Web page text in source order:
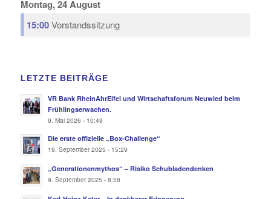
Montag, 24 August
15:00Vorstandssitzung
LETZTE BEITRÄGE
VR Bank RheinAhrEifel und Wirtschaftsforum Neuwied beim
Frühlingserwachen.
9. Mai 2026 - 10:49
Die erste offizielle „Box-Challenge“
19. September 2025 - 15:29
„Generationenmythos“ – Risiko Schubladendenken
9. September 2025 - 8:58